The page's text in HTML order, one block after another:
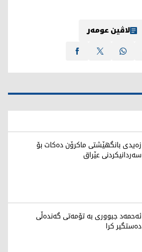
لاڤین عومەر
زەیدی بانگهێشتی ماکرۆن دەکات بۆ
سەردانیکردنی عێراق
ئەحمەد جبووری بە تۆمەتی گەندەڵی
دەستگیر کرا